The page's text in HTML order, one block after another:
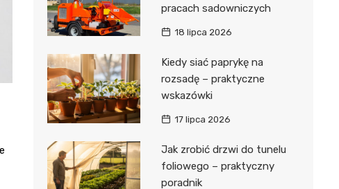
pracach sadowniczych
18 lipca 2026
Kiedy siać paprykę na
rozsadę – praktyczne
wskazówki
17 lipca 2026
Jak zrobić drzwi do tunelu
foliowego – praktyczny
poradnik